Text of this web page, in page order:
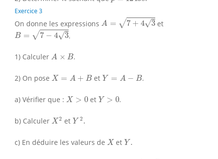
Exercice 3
On donne les expressions A = √7 + 4√3
A 43
et
B = √7 − 4√3
B= 7−43
.
1) Calculer A × B
A ×B .
2) On pose X = A + B
X= B etY = A − B
Y= −B .
a) Vérifier que : X > 0
X> 0 et Y > 0
Y>0 .
b) Calculer X2
X2 etY 2.
Y2.
c) En déduire les valeurs de X
X etY .
Y.